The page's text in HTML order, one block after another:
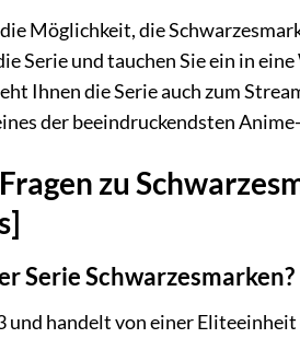
Möglichkeit, die
Serie und tauchen Sie ein in
Ihnen die Serie auch zum
der beeindruckendsten
zu
Serie Schwarzesmarken?
und handelt von einer